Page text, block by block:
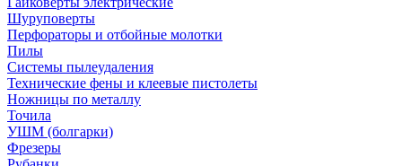
Шуруповерты
Перфораторы и отбойные молотки
Пилы
Системы пылеудаления
Технические фены и клеевые пистолеты
Ножницы по металлу
Точила
УШМ (болгарки)
Фрезеры